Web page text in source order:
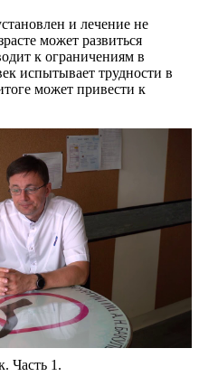
и лечение не
может развиться
к ограничениям в
испытывает трудности в
может привести к
Часть 1.